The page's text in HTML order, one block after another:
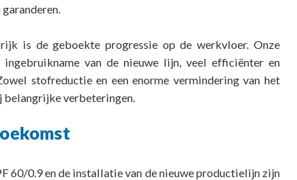
is de geboekte progressie op de werkvloer. Onze
ingebruikname van de nieuwe lijn, veel efficiënter en
stofreductie en een enorme vermindering van het
verbeteringen.
60/0.9 en de installatie van de nieuwe productielijn zijn